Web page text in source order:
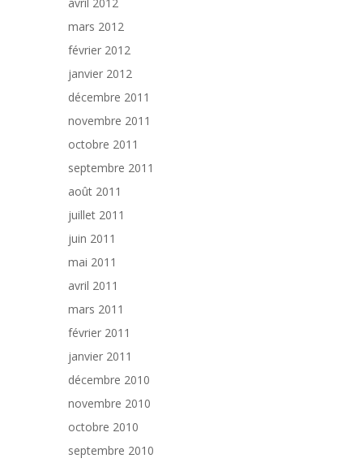
mars 2012
février 2012
janvier 2012
décembre 2011
novembre 2011
octobre 2011
septembre 2011
août 2011
juillet 2011
juin 2011
mai 2011
avril 2011
mars 2011
février 2011
janvier 2011
décembre 2010
novembre 2010
octobre 2010
septembre 2010